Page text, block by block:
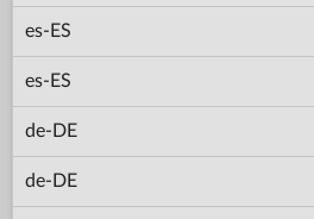
es-ES
es-ES
de-DE
de-DE